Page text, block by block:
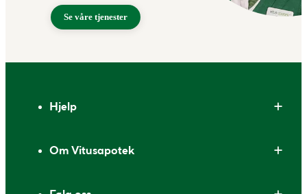
Se våre tjenester
Hjelp
Om Vitusapotek